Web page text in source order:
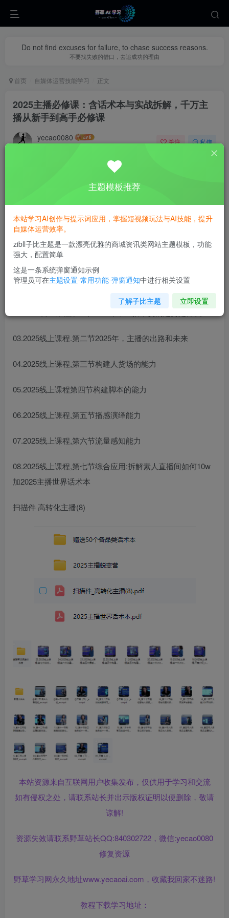
Do not find excuses for failure, to chase success reasons.
不要找失败的借口，去追成功的理由
首页 自媒体运营技能学习 正文
2025主播必修课：含话术本与实战拆解，千万主
播从新手到高手必修课
yecao0080 关注 私信
课程内容：
赠送50个各品类话术本
01.2025线上课程开篇介绍
03.2025线上课程.第二节2025年，主播的出路和未来
04.2025线上课程,第三节构建人货场的能力
05.2025线上课程第四节构建脚本的能力
06.2025线上课程,第五节播感演绎能力
07.2025线上课程,第六节流量感知能力
08.2025线上课程,第七节综合应用:拆解素人直播间如何10w
加2025主播世界话术本
扫描件 高转化主播(8)
本站资源来自互联网用户收集发布，仅供用于学习和交流
如有侵权之处，请联系站长并出示版权证明以便删除，敬请
谅解!
资源失效请联系野草站长QQ:840302722，微信:yecao0080
修复资源
野草学习网永久地址www.yecaoai.com，收藏我回家不迷路!
教程下载学习地址：
主题模板推荐
本站学习AI创作与提示词应用，掌握短视频玩法与AI技能，提升
自媒体运营效率。
zibll子比主题是一款漂亮优雅的商城资讯类网站主题模板，功能
强大，配置简单
这是一条系统弹窗通知示例
管理员可在主题设置-常用功能-弹窗通知中进行相关设置
了解子比主题 立即设置